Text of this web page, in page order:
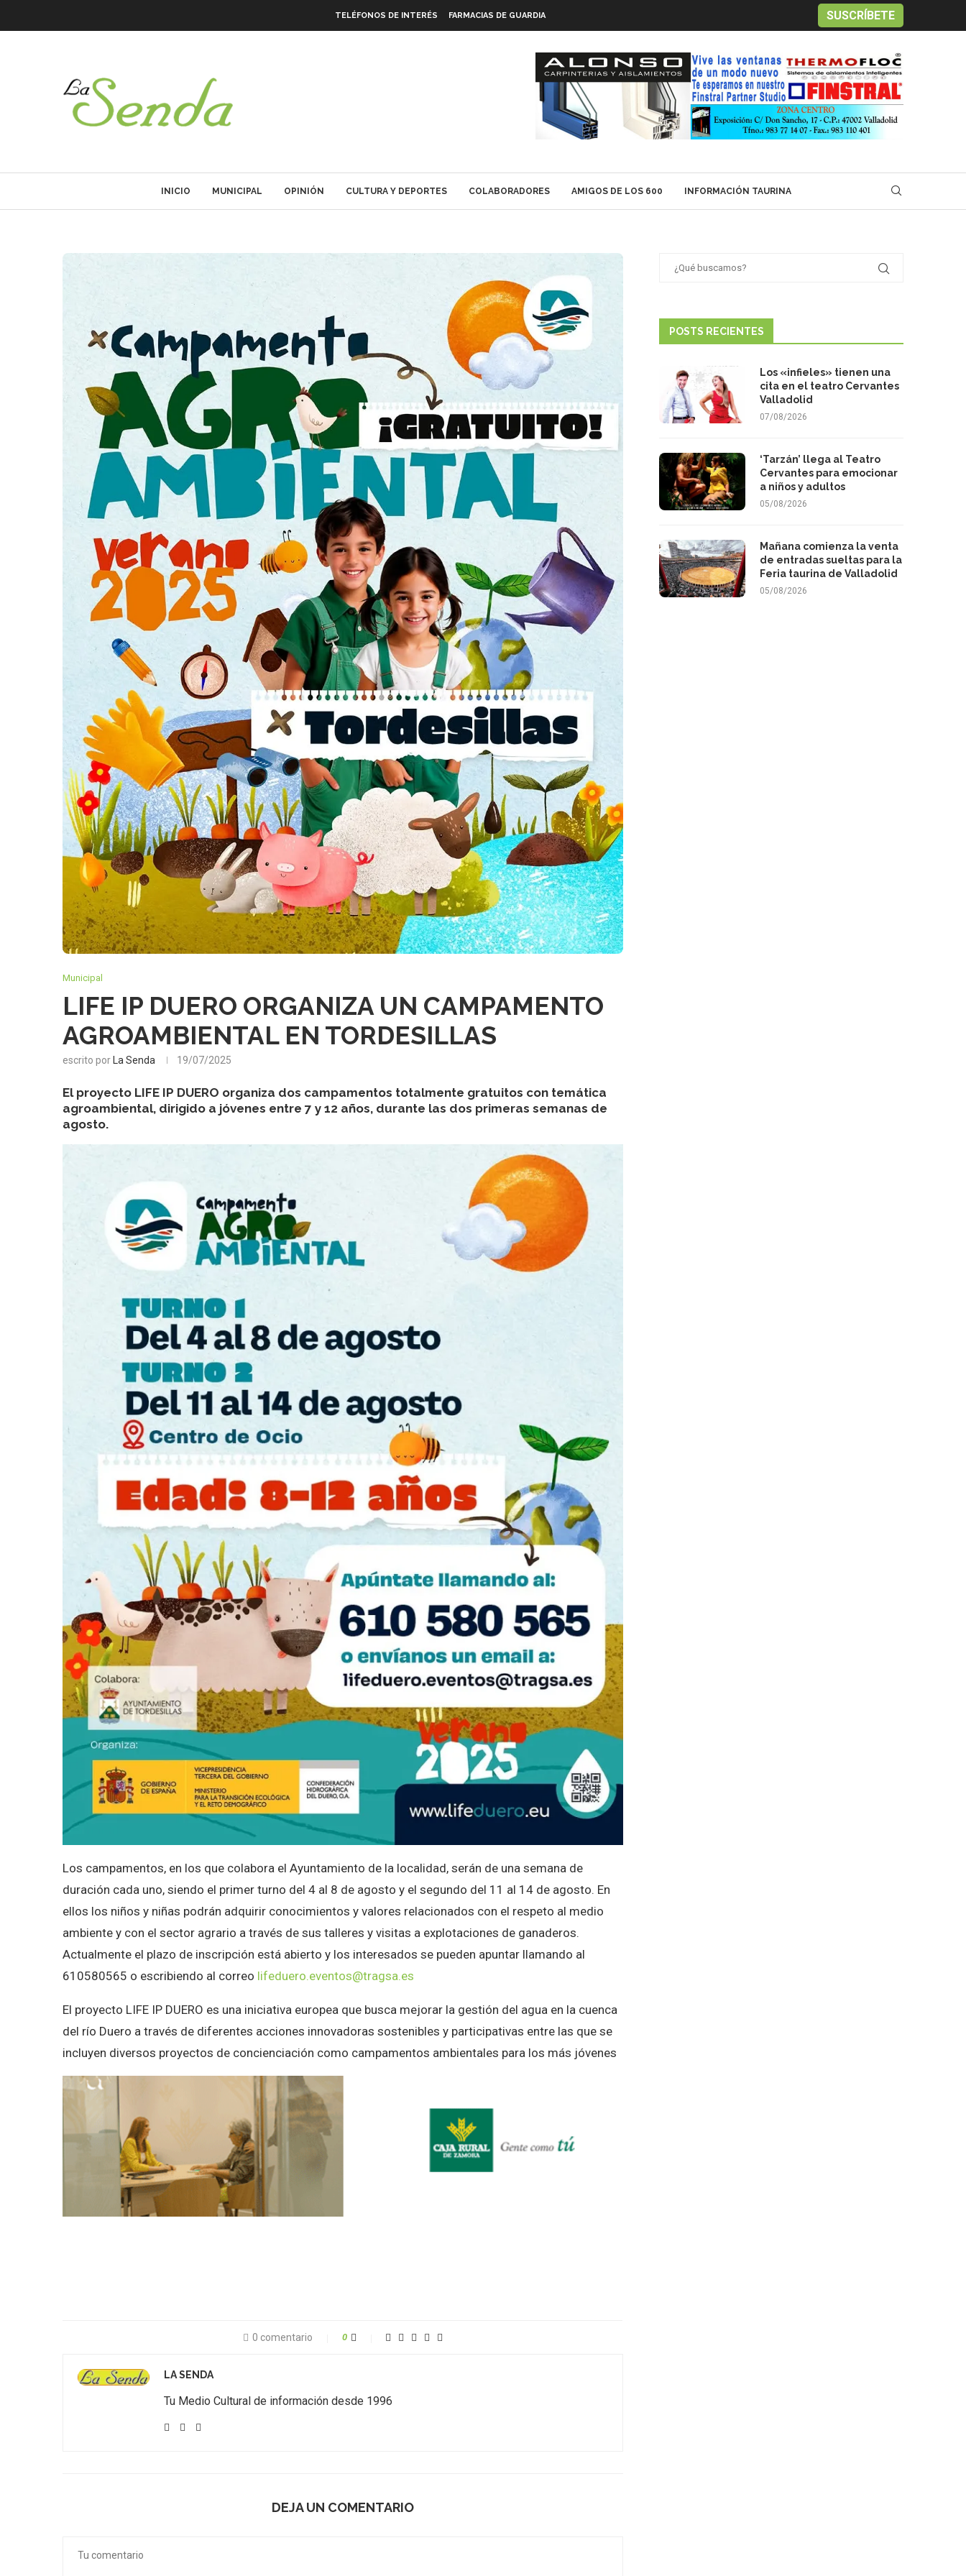
TELÉFONOS DE INTERÉS FARMACIAS DE GUARDIA SUSCRÍBETE
INICIO MUNICIPAL OPINIÓN CULTURA Y DEPORTES COLABORADORES AMIGOS DE LOS 600 INFORMACIÓN TAURINA
Municipal
LIFE IP DUERO ORGANIZA UN CAMPAMENTO
AGROAMBIENTAL EN TORDESILLAS
escrito por La Senda 19/07/2025
El proyecto LIFE IP DUERO organiza dos campamentos totalmente gratuitos con temática
agroambiental, dirigido a jóvenes entre 7 y 12 años, durante las dos primeras semanas de
agosto.
Los campamentos, en los que colabora el Ayuntamiento de la localidad, serán de una semana de
duración cada uno, siendo el primer turno del 4 al 8 de agosto y el segundo del 11 al 14 de agosto. En
ellos los niños y niñas podrán adquirir conocimientos y valores relacionados con el respeto al medio
ambiente y con el sector agrario a través de sus talleres y visitas a explotaciones de ganaderos.
Actualmente el plazo de inscripción está abierto y los interesados se pueden apuntar llamando al
610580565 o escribiendo al correo lifeduero.eventos@tragsa.es
El proyecto LIFE IP DUERO es una iniciativa europea que busca mejorar la gestión del agua en la cuenca
del río Duero a través de diferentes acciones innovadoras sostenibles y participativas entre las que se
incluyen diversos proyectos de concienciación como campamentos ambientales para los más jóvenes
0 comentario 0
LA SENDA
Tu Medio Cultural de información desde 1996
DEJA UN COMENTARIO
POSTS RECIENTES
Los «infieles» tienen una
cita en el teatro Cervantes
Valladolid
07/08/2026
‘Tarzán’ llega al Teatro
Cervantes para emocionar
a niños y adultos
05/08/2026
Mañana comienza la venta
de entradas sueltas para la
Feria taurina de Valladolid
05/08/2026